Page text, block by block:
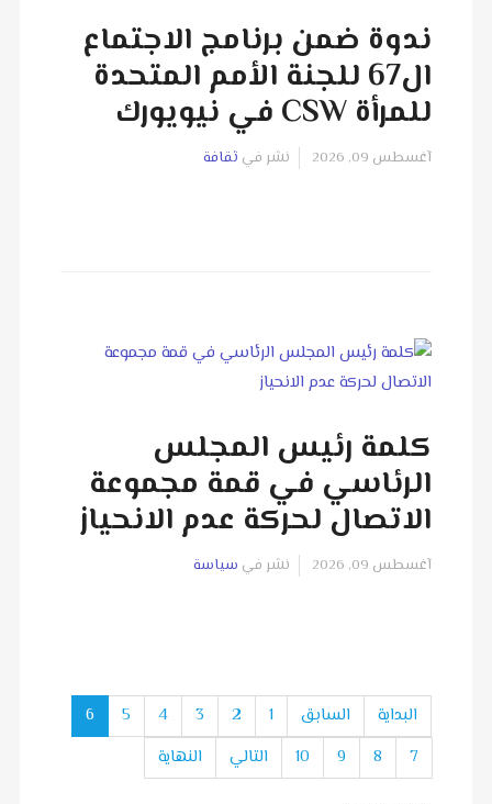
ندوة ضمن برنامج الاجتماع
ال67 للجنة الأمم المتحدة
للمرأة CSW في نيويورك
آغسطس 09, 2026 نشر في ثقافة
كلمة رئيس المجلس
الرئاسي في قمة مجموعة
الاتصال لحركة عدم الانحياز
آغسطس 09, 2026 نشر في سياسة
البداية السابق 1
2
3
4
5
6
7
8
9
10 التالي النهاية